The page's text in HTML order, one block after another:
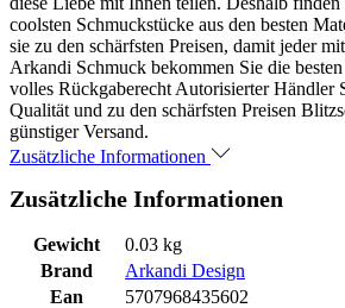
coolsten Schmuckstücke aus den besten
sie zu den schärfsten Preisen, damit jeder
Arkandi Schmuck bekommen Sie die
volles Rückgaberecht Autorisierter Händler
Qualität und zu den schärfsten Preisen
günstiger Versand.
Zusätzliche Informationen
Zusätzliche Informationen
Gewicht
0.03 kg
Brand
Arkandi Design
Ean
5707968435602